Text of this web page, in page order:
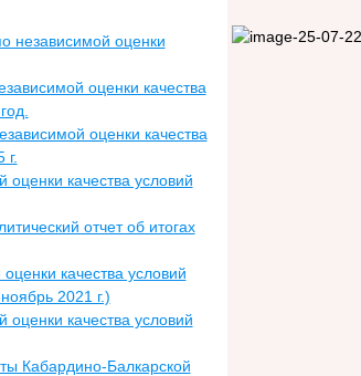
независимой оценки
оценки качества
оценки качества
качества условий
отчет об итогах
качества условий
2021 г.)
качества условий
Кабардино-Балкарской